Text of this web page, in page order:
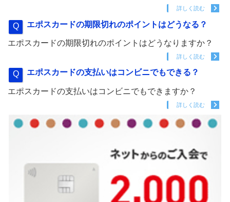
詳しく読む
エポスカードの期限切れのポイントはどうなる？
エポスカードの期限切れのポイントはどうなりますか？
詳しく読む
エポスカードの支払いはコンビニでもできる？
エポスカードの支払いはコンビニでもできますか？
詳しく読む